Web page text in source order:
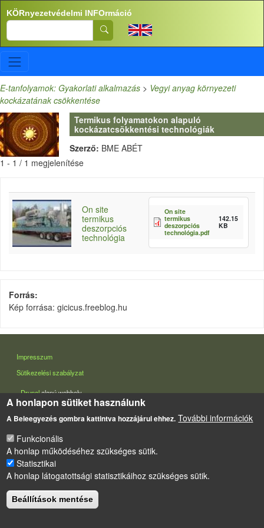
Ugrás a tartalomra
KÖRnyezetvédelmi INFOrmáció
Search
E-tanfolyamok: Gyakorlati alkalmazás > Vegyi anyag környezeti
kockázatának csökkentése
Termikus folyamatokon alapuló
kockázatcsökkentési technológiák
Szerző: BME ABÉT
1 - 1 / 1 megjelenítése
On site
termikus
deszorpciós
technológia
On site
termikus
deszorpciós
technológia.pdf
142.15
KB
Forrás
Kép forrása: gicicus.freeblog.hu
LÁBLÉC
Impresszum
Sütikezelési szabályzat
Drupalalapú webhely
A honlapon sütiket használunk
A Beleegyezés gombra kattintva hozzájárul ehhez. További információk
Funkcionális
A honlap működéséhez szükséges sütik.
Statisztikai
A honlap látogatottsági statisztikáihoz szükséges sütik.
Beállítások mentése